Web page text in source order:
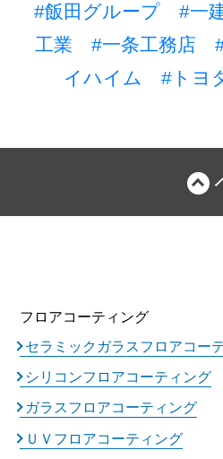
#飯田グループ
#一
工業
#一条工務店
イハイム
#トヨ
フロアコーティング
セラミックガラスフロアコー
シリコンフロアコーティング
ガラスフロアコーティング
ＵＶフロアコーティング